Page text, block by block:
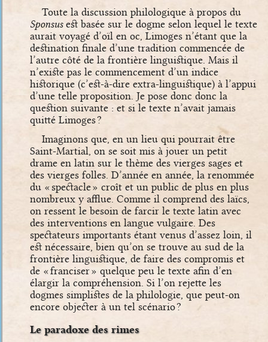
Toute la discussion philologique à propos du
Sponsusest basée sur le dogme selon lequel le texte
aurait voyagé d’oïl en oc, Limoges n’étant que la
destination finale d’une tradition commencée de
l’autre côté de la frontière linguistique. Mais il
n’existe pas le commencement d’un indice
historique (c’est-à-dire extra-linguistique) à l’appui
d’une telle proposition. Je pose donc donc la
question suivante : et si le texte n’avait jamais
quitté Limoges ?
Imaginons que, en un lieu qui pourrait être
Saint-Martial, on se soit mis à jouer un petit
drame en latin sur le thème des vierges sages et
des vierges folles. D’année en année, la renommée
du « spectacle » croît et un public de plus en plus
nombreux y afflue. Comme il comprend des laïcs,
on ressent le besoin de farcir le texte latin avec
des interventions en langue vulgaire. Des
spectateurs importants étant venus d’assez loin, il
est nécessaire, bien qu’on se trouve au sud de la
frontière linguistique, de faire des compromis et
de « franciser » quelque peu le texte afin d’en
élargir la compréhension. Si l’on rejette les
dogmes simplistes de la philologie, que peut-on
encore objecter à un tel scénario ?
Le paradoxe des rimes